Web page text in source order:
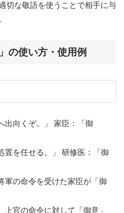
切な敬語を使うことで相手に与
の使い方・使用例
出向くぞ。」 家臣：「御
置を任せる。」 研修医：「御
軍の命令を受けた家臣が「御
上官の命令に対して「御意」